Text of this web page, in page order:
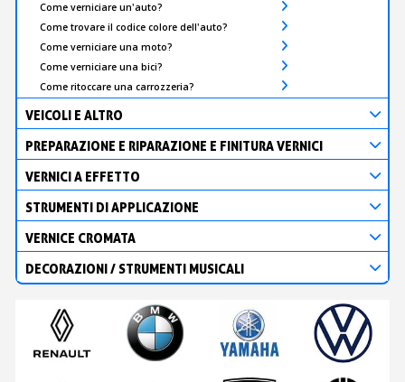
Come verniciare un'auto?
Come trovare il codice colore dell'auto?
Come verniciare una moto?
Come verniciare una bici?
Come ritoccare una carrozzeria?
VEICOLI E ALTRO
PREPARAZIONE E RIPARAZIONE E FINITURA VERNICI
VERNICI A EFFETTO
STRUMENTI DI APPLICAZIONE
VERNICE CROMATA
DECORAZIONI / STRUMENTI MUSICALI